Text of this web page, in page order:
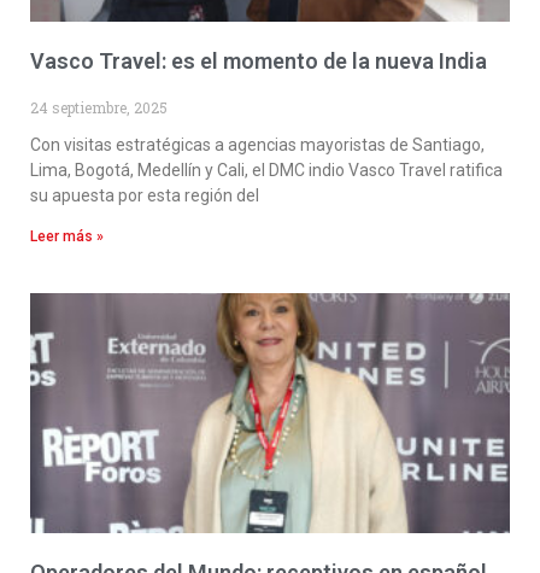
Vasco Travel: es el momento de la nueva India
24 septiembre, 2025
Con visitas estratégicas a agencias mayoristas de Santiago,
Lima, Bogotá, Medellín y Cali, el DMC indio Vasco Travel ratifica
su apuesta por esta región del
Leer más »